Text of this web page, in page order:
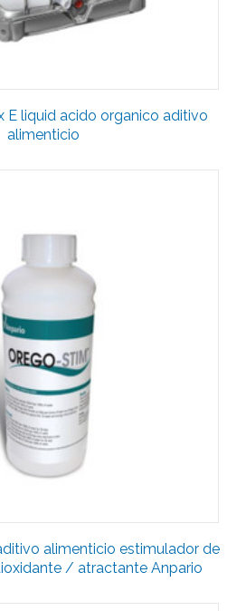
E liquid acido organico aditivo
alimenticio
alimenticio estimulador de
/ atractante Anpario